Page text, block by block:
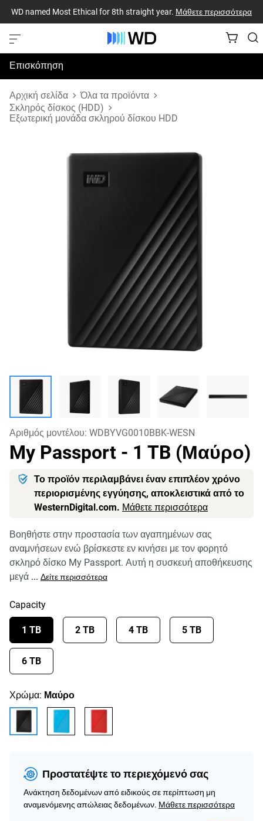
WD named Most Ethical for 8th straight year. Μάθετε περισσότερα
Επισκόπηση
Προδιαγραφές
Υποστήριξη & Πόροι
Αρχική σελίδα
Όλα τα προϊόντα
Σκληρός δίσκος (HDD)
Εξωτερική μονάδα σκληρού δίσκου HDD
Αριθμός μοντέλου: WDBYVG0010BBK-WESN
My Passport - 1 TB (Μαύρο)
Το προϊόν περιλαμβάνει έναν επιπλέον χρόνο
περιορισμένης εγγύησης, αποκλειστικά από το
WesternDigital.com. Μάθετε περισσότερα
Βοηθήστε στην προστασία των αγαπημένων σας
αναμνήσεων ενώ βρίσκεστε εν κινήσει με τον φορητό
σκληρό δίσκο My Passport. Αυτή η συσκευή αποθήκευσης
μεγά ... Δείτε περισσότερα
Capacity
1 TB 2 TB 4 TB 5 TB
6 TB
Χρώμα: Μαύρο
Προστατέψτε το περιεχόμενό σας
Ανάκτηση δεδομένων από ειδικούς σε περίπτωση μη
αναμενόμενης απώλειας δεδομένων. Μάθετε περισσότερα